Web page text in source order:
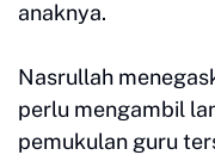
anaknya.
Nasrullah
perlu mengambil
pemukulan guru